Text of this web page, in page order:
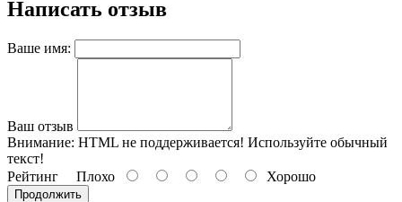
Написать отзыв
Ваше имя:
Ваш отзыв
Внимание: HTML не поддерживается! Используйте обычный
текст!
Рейтинг Плохо Хорошо
Продолжить